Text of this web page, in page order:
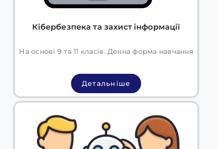
Кібербезпека та захист інформації
На основі 9 та 11 класів. Денна форма навчання
Детальніше